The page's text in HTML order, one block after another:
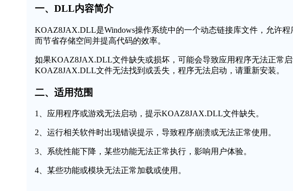
一、DLL内容简介
KOAZ8JAX.DLL是Windows操作系统中的一个动态链接库文件，允许
而节省存储空间并提高代码的效率。
如果KOAZ8JAX.DLL文件缺失或损坏，可能会导致应用程序无法正常
KOAZ8JAX.DLL文件无法找到或丢失，程序无法启动，请重新安装。
二、适用范围
1、应用程序或游戏无法启动，提示KOAZ8JAX.DLL文件缺失。
2、运行相关软件时出现错误提示，导致程序崩溃或无法正常使用。
3、系统性能下降，某些功能无法正常执行，影响用户体验。
4、某些功能或模块无法正常加载或使用。